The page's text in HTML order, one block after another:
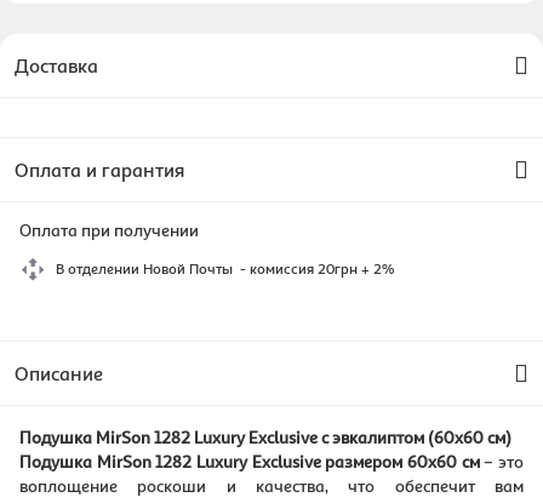
Доставка
Оплата и гарантия
Оплата при получении
В отделении Новой Почты - комиссия 20грн + 2%
Описание
Подушка MirSon 1282 Luxury Exclusive с эвкалиптом (60х60 см)
Подушка MirSon 1282 Luxury Exclusive размером 60х60 см– это
воплощение роскоши и качества, что обеспечит вам